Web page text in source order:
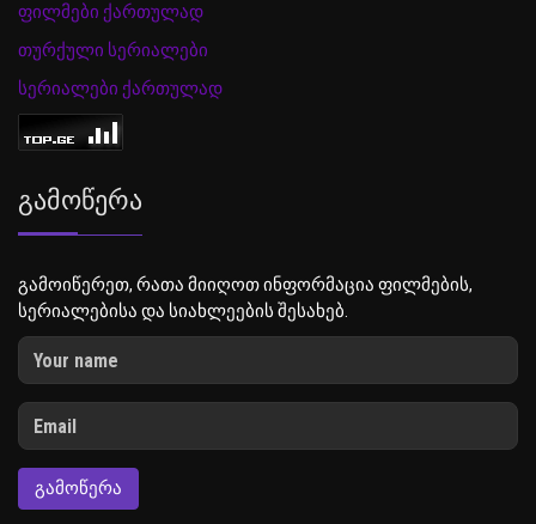
ფილმები ქართულად
თურქული სერიალები
სერიალები ქართულად
Გამოწერა
გამოიწერეთ, რათა მიიღოთ ინფორმაცია ფილმების,
სერიალებისა და სიახლეების შესახებ.
ᲒᲐᲛᲝᲬᲔᲠᲐ